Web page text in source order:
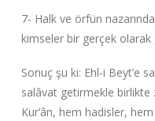
7- Halk ve örfün
kimseler bir gerçek olarak
Sonuç şu ki: Ehl-i Beyt’e
salâvat getirmekle birlikte
Kur’ân, hem hadisler,